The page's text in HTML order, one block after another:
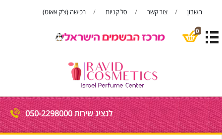
רכישה (צ’ק אאוט) סל קניות צור קשר חשבון
0
לנציג שירות 050-2298000